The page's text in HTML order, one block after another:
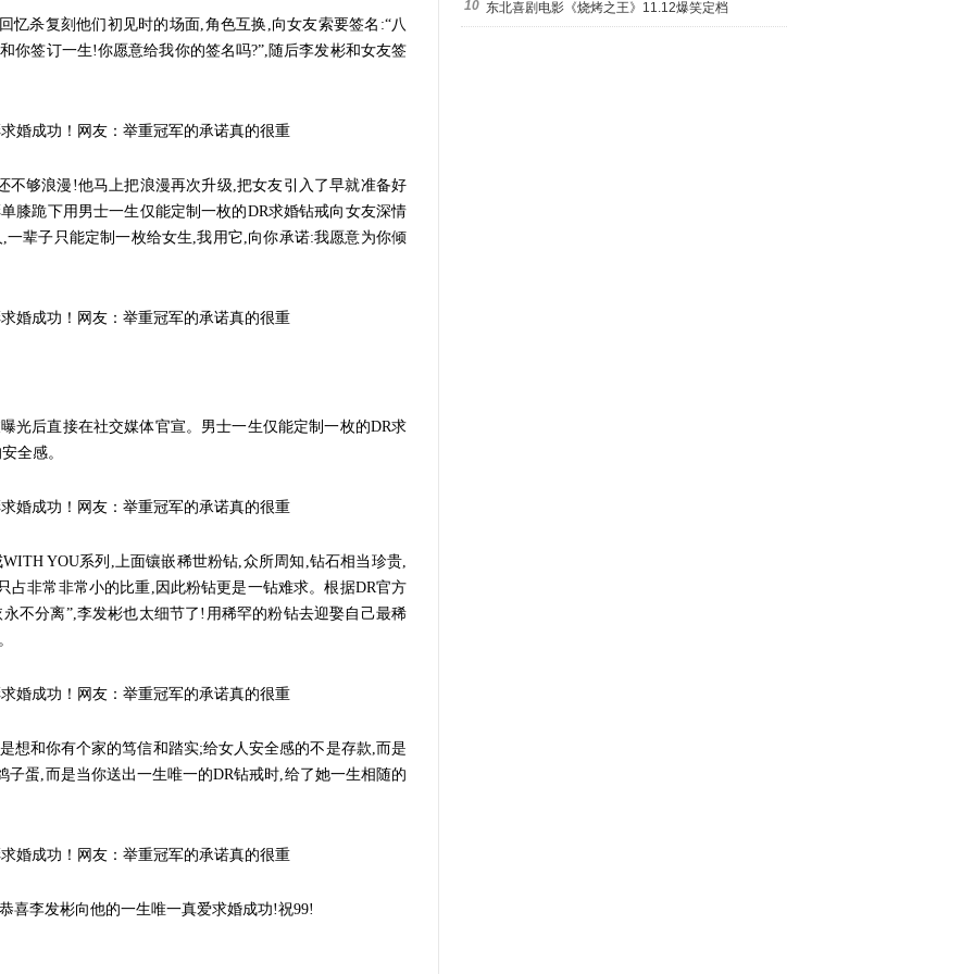
忆杀复刻他们初见时的场面,角色互换,向女友索要签名:“八
你签订一生!你愿意给我你的签名吗?”,随后李发彬和女友签
不够浪漫!他马上把浪漫再次升级,把女友引入了早就准备好
膝跪下用男士一生仅能定制一枚的DR求婚钻戒向女友深情
辈子只能定制一枚给女生,我用它,向你承诺:我愿意为你倾
光后直接在社交媒体官宣。男士一生仅能定制一枚的DR求
全感。
YOU系列,上面镶嵌稀世粉钻,众所周知,钻石相当珍贵,
占非常非常小的比重,因此粉钻更是一钻难求。根据DR官方
不分离”,李发彬也太细节了!用稀罕的粉钻去迎娶自己最稀
想和你有个家的笃信和踏实;给女人安全感的不是存款,而是
蛋,而是当你送出一生唯一的DR钻戒时,给了她一生相随的
喜李发彬向他的一生唯一真爱求婚成功!祝99!
类幼童
10 东北喜剧电影《烧烤之王》11.12爆笑定档